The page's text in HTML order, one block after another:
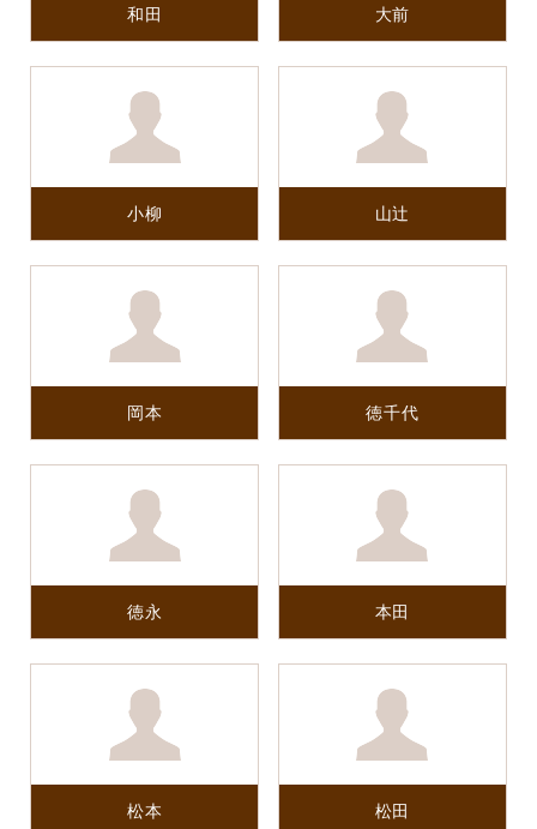
和田 大前
小柳 山辻
岡本 徳千代
徳永 本田
松本 松田